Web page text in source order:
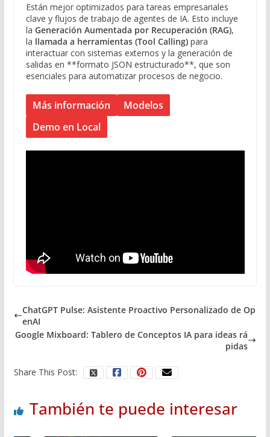
Están mejor optimizados para tareas empresariales
clave y flujos de trabajo de agentes de IA. Esto incluye
la Generación Aumentada por Recuperación (RAG),
la llamada a herramientas (Tool Calling)para
interactuar con sistemas externos y la generación de
salidas en **formato JSON estructurado**, que son
esenciales para automatizar procesos de negocio.
Más información
Modelos
Demo en Local
ChatGPT Pulse: Asistente Proactivo Personalizado de Op
enAI
Google Mixboard: Tablero de Conceptos IA para ideas rá
pidas
Share This Post:
También te puede interesar